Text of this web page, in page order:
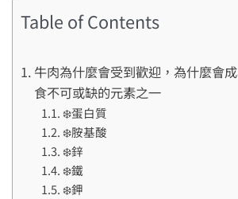
Table of Contents
牛肉為什麼會受到歡迎，為什麼會
食不可或缺的元素之一
❄️蛋白質
❄️胺基酸
❄️鋅
❄️鐵
❄️鉀